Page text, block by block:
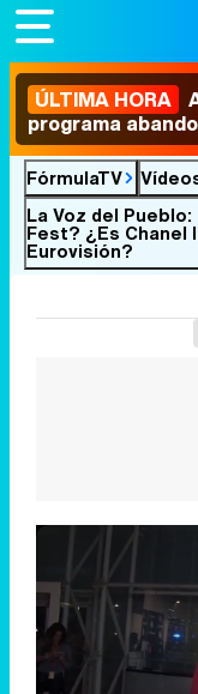
ÚLTIMA HORA
programa
FórmulaTV
La Voz del
Fest? ¿Es
Eurovisión?